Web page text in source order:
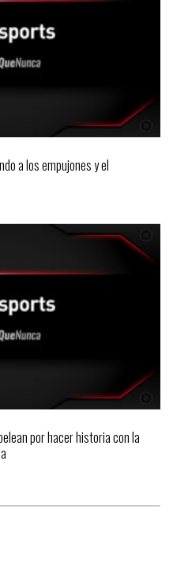
a los empujones y el
por hacer historia con la